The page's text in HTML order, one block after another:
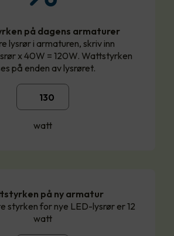
på dagens armaturer
lysrør i armaturen, skriv inn
x 40W = 120W. Wattstyrken
på enden av lysrøret.
watt
på ny armatur
styrken for nye LED-lysrør er 12
watt